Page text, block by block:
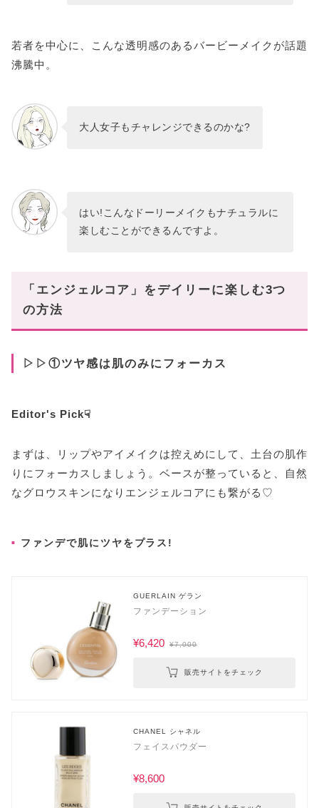
若者を中心に、こんな透明感のあるバービーメイクが話題
沸騰中。
大人女子もチャレンジできるのかな?
はい!こんなドーリーメイクもナチュラルに
楽しむことができるんですよ。
「エンジェルコア」をデイリーに楽しむ3つ
の方法
▷▷①ツヤ感は肌のみにフォーカス
Editor's Pick☟
まずは、リップやアイメイクは控えめにして、土台の肌作
りにフォーカスしましょう。ベースが整っていると、自然
なグロウスキンになりエンジェルコアにも繋がる♡
ファンデで肌にツヤをプラス!
GUERLAIN ゲラン
ファンデーション
¥6,420 ¥7,000
販売サイトをチェック
CHANEL シャネル
フェイスパウダー
¥8,600